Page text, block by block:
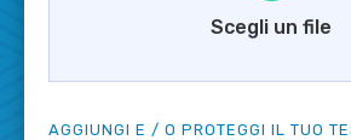
Scegli un file
AGGIUNGI E / O PROTEGGI IL TUO